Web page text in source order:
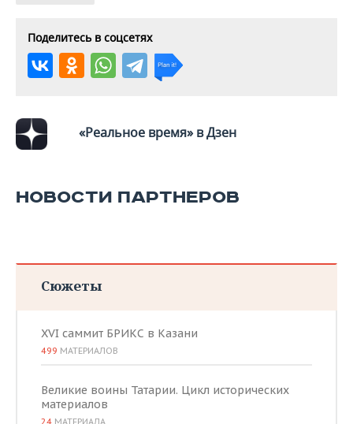
Поделитесь в соцсетях
«Реальное время» в Дзен
НОВОСТИ ПАРТНЕРОВ
Сюжеты
XVI саммит БРИКС в Казани
499 МАТЕРИАЛОВ
Великие воины Татарии. Цикл исторических
материалов
24 МАТЕРИАЛА